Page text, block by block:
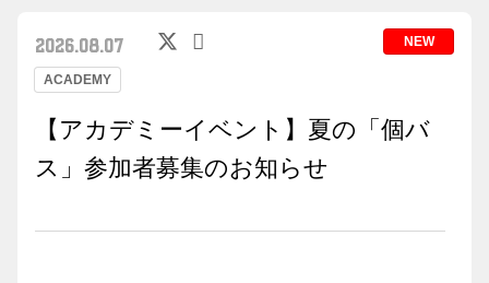
NEW
ACADEMY
2026.08.07
【アカデミーイベント】夏の「個バ
ス」参加者募集のお知らせ